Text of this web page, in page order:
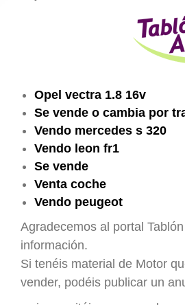
Opel vectra 1.8 16v
Se vende o cambia por
Vendo mercedes s 320
Vendo leon fr1
Se vende
Venta coche
Vendo peugeot
Agradecemos al portal
información.
Si tenéis material de Motor
vender, podéis publicar un